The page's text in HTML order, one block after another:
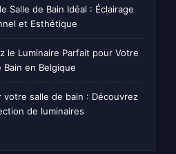
Salle de Bain Idéal : Éclairage
et Esthétique
le Luminaire Parfait pour Votre
Bain en Belgique
votre salle de bain : Découvrez
de luminaires